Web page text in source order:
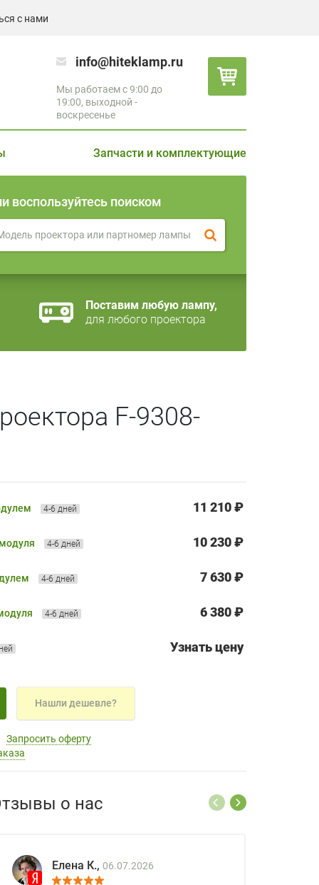
с нами
info@hiteklamp.ru
Мы работаем с 9:00 до
19:00, выходной -
воскресенье
Запчасти и комплектующие
воспользуйтесь поиском
Поставим любую лампу,
для любого проектора
F-9308-
4-6 дней 11 210 ₽
4-6 дней 10 230 ₽
4-6 дней 7 630 ₽
4-6 дней 6 380 ₽
Узнать цену
Нашли дешевле?
Запросить оферту
о нас
Елена К., 06.07.2026